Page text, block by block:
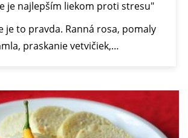
je najlepším liekom proti stresu"
je to pravda. Ranná rosa, pomaly
praskanie vetvičiek,…